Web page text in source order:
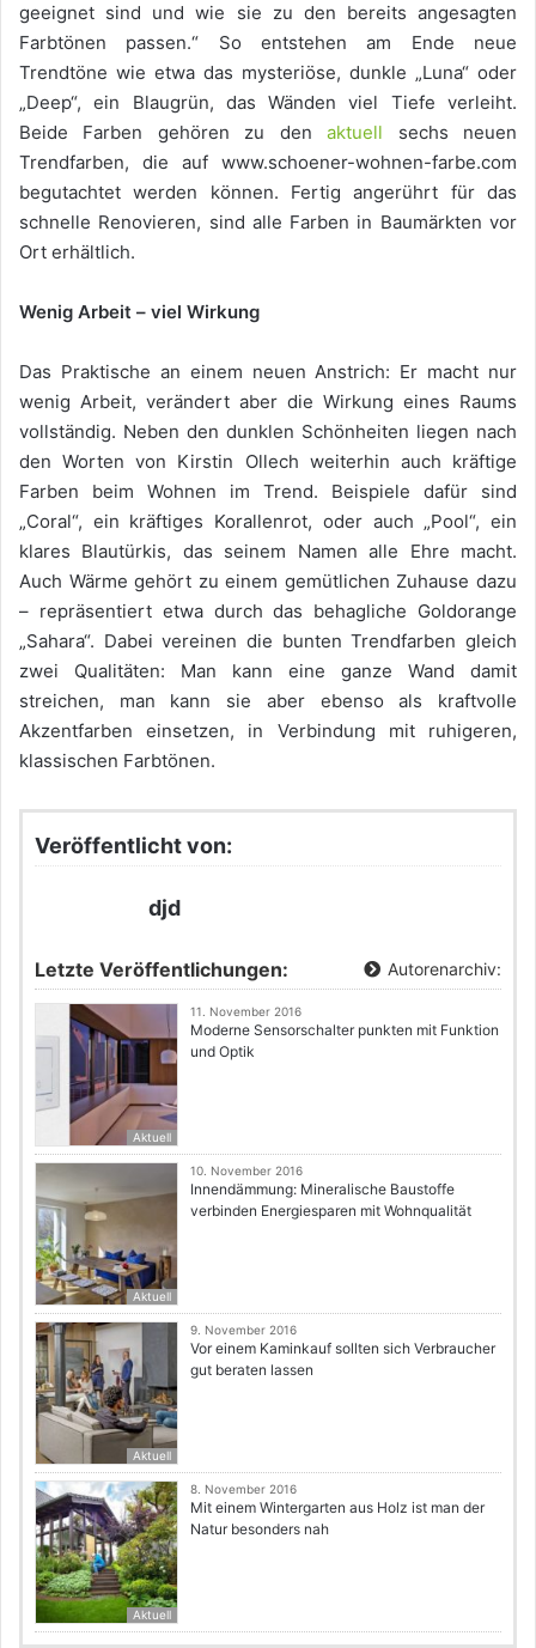
geeignet sind und wie sie zu den bereits angesagten
Farbtönen passen.“ So entstehen am Ende neue
Trendtöne wie etwa das mysteriöse, dunkle „Luna“ oder
„Deep“, ein Blaugrün, das Wänden viel Tiefe verleiht.
Beide Farben gehören zu denaktuell sechs neuen
Trendfarben, die auf www.schoener-wohnen-farbe.com
begutachtet werden können. Fertig angerührt für das
schnelle Renovieren, sind alle Farben in Baumärkten vor
Ort erhältlich.
Wenig Arbeit – viel Wirkung
Das Praktische an einem neuen Anstrich: Er macht nur
wenig Arbeit, verändert aber die Wirkung eines Raums
vollständig. Neben den dunklen Schönheiten liegen nach
den Worten von Kirstin Ollech weiterhin auch kräftige
Farben beim Wohnen im Trend. Beispiele dafür sind
„Coral“, ein kräftiges Korallenrot, oder auch „Pool“, ein
klares Blautürkis, das seinem Namen alle Ehre macht.
Auch Wärme gehört zu einem gemütlichen Zuhause dazu
– repräsentiert etwa durch das behagliche Goldorange
„Sahara“. Dabei vereinen die bunten Trendfarben gleich
zwei Qualitäten: Man kann eine ganze Wand damit
streichen, man kann sie aber ebenso als kraftvolle
Akzentfarben einsetzen, in Verbindung mit ruhigeren,
klassischen Farbtönen.
Veröffentlicht von:
djd
Letzte Veröffentlichungen: Autorenarchiv:
Aktuell
11. November 2016
Moderne Sensorschalter punkten mit Funktion
und Optik
Aktuell
10. November 2016
Innendämmung: Mineralische Baustoffe
verbinden Energiesparen mit Wohnqualität
Aktuell
9. November 2016
Vor einem Kaminkauf sollten sich Verbraucher
gut beraten lassen
Aktuell
8. November 2016
Mit einem Wintergarten aus Holz ist man der
Natur besonders nah